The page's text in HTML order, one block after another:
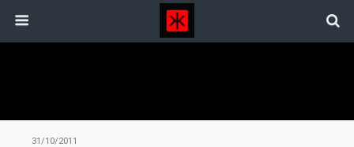
31/10/2011